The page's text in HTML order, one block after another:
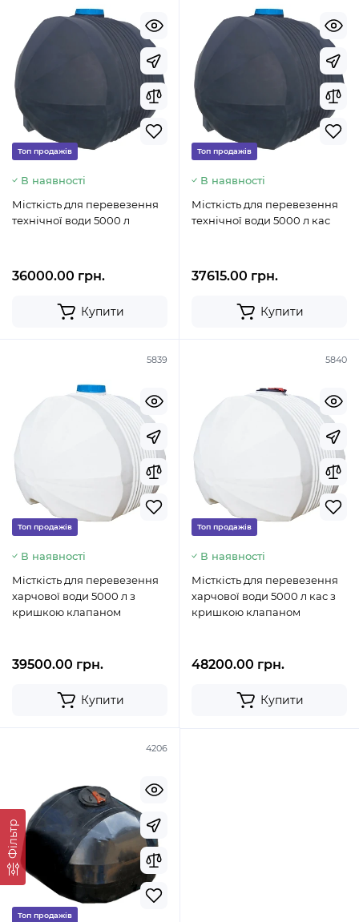
Фільтр
Топ продажів
В наявності
Місткість для перевезення
технічної води 5000 л
36000.00 грн.
Купити
Топ продажів
В наявності
Місткість для перевезення
технічної води 5000 л кас
37615.00 грн.
Купити
5839
Топ продажів
В наявності
Місткість для перевезення
харчової води 5000 л з
кришкою клапаном
39500.00 грн.
Купити
5840
Топ продажів
В наявності
Місткість для перевезення
харчової води 5000 л кас з
кришкою клапаном
48200.00 грн.
Купити
4206
Топ продажів